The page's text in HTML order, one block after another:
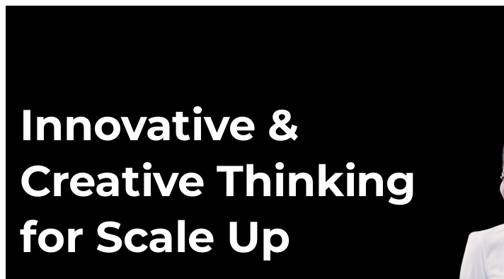
Innovative &
Creative Thinking
for Scale Up